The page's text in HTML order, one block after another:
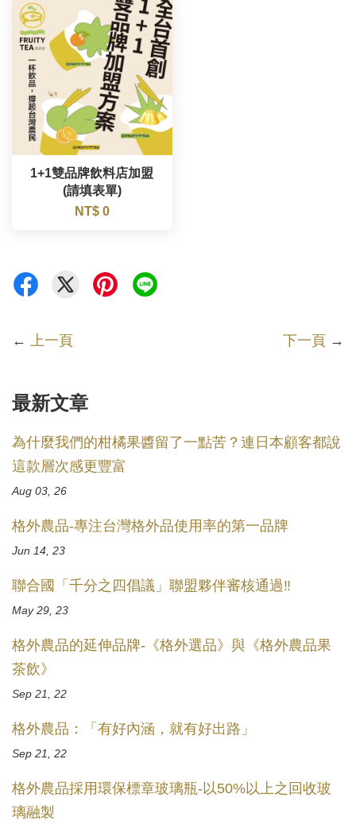
1+1雙品牌飲料店加盟
(請填表單)
NT$ 0
← 上一頁 下一頁 →
最新文章
為什麼我們的柑橘果醬留了一點苦？連日本顧客都說
這款層次感更豐富
Aug 03, 26
格外農品-專注台灣格外品使用率的第一品牌
Jun 14, 23
聯合國「千分之四倡議」聯盟夥伴審核通過‼️
May 29, 23
格外農品的延伸品牌-《格外選品》與《格外農品果
茶飲》
Sep 21, 22
格外農品：「有好內涵，就有好出路」
Sep 21, 22
格外農品採用環保標章玻璃瓶-以50%以上之回收玻
璃融製